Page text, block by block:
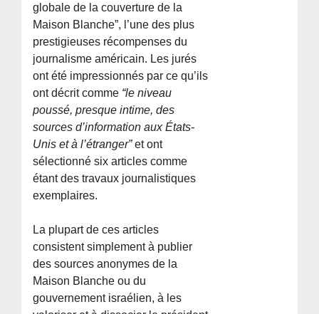
globale de la couverture de la
Maison Blanche”, l’une des plus
prestigieuses récompenses du
journalisme américain. Les jurés
ont été impressionnés par ce qu’ils
ont décrit comme “le niveau
poussé, presque intime, des
sources d’information aux États-
Unis et à l’étranger”et ont
sélectionné six articles comme
étant des travaux journalistiques
exemplaires.
La plupart de ces articles
consistent simplement à publier
des sources anonymes de la
Maison Blanche ou du
gouvernement israélien, à les